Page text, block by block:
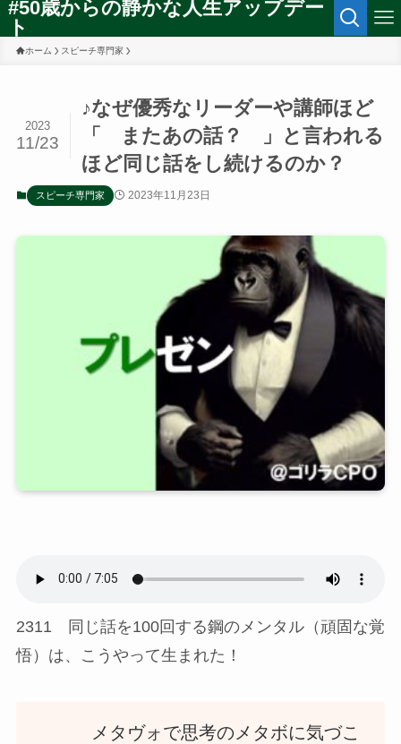
#50歳からの静かな人生アップデー
ト
ホーム スピーチ専門家
♪なぜ優秀なリーダーや講師ほど
「 またあの話？ 」と言われる
ほど同じ話をし続けるのか？
2023
11/23
スピーチ専門家 2023年11月23日
2311 同じ話を100回する鋼のメンタル（頑固な覚
悟）は、こうやって生まれた！
メタヴォで思考のメタボに気づこ